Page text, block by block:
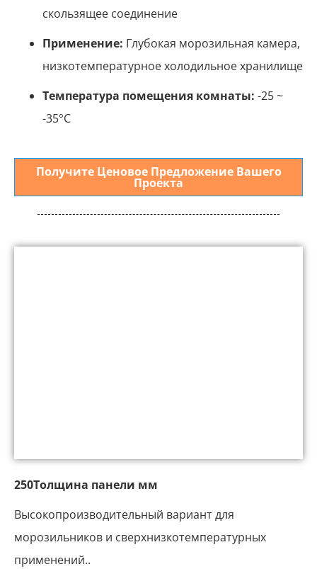
скользящее соединение
Применение: Глубокая морозильная камера,
низкотемпературное холодильное хранилище
Температура помещения комнаты: -25 ~
-35°С
Получите Ценовое Предложение Вашего
Проекта
250Толщина панели мм
Высокопроизводительный вариант для
морозильников и сверхнизкотемпературных
применений..